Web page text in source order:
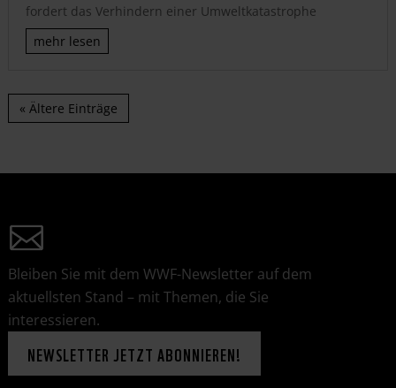
fordert das Verhindern einer Umweltkatastrophe
mehr lesen
« Ältere Einträge
Bleiben Sie mit dem WWF-Newsletter auf dem
aktuellsten Stand – mit Themen, die Sie
interessieren.
NEWSLETTER JETZT ABONNIEREN!